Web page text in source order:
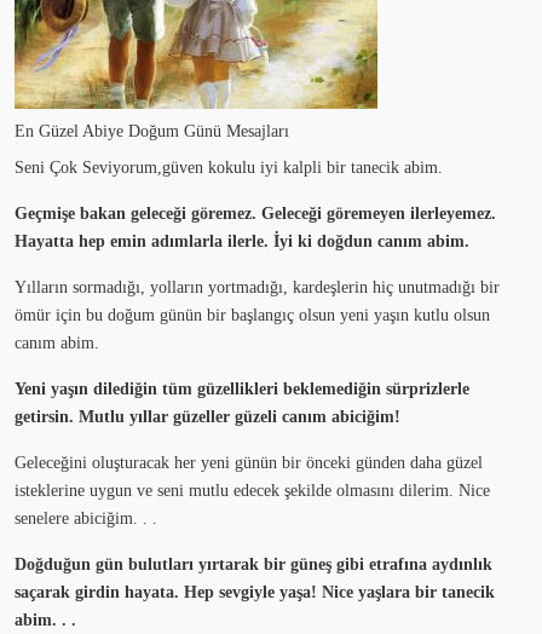
En Güzel Abiye Doğum Günü Mesajları
Seni Çok Seviyorum,güven kokulu iyi kalpli bir tanecik abim.
Geçmişe bakan geleceği göremez. Geleceği göremeyen ilerleyemez.
Hayatta hep emin adımlarla ilerle. İyi ki doğdun canım abim.
Yılların sormadığı, yolların yortmadığı, kardeşlerin hiç unutmadığı bir
ömür için bu doğum günün bir başlangıç olsun yeni yaşın kutlu olsun
canım abim.
Yeni yaşın dilediğin tüm güzellikleri beklemediğin sürprizlerle
getirsin. Mutlu yıllar güzeller güzeli canım abiciğim!
Geleceğini oluşturacak her yeni günün bir önceki günden daha güzel
isteklerine uygun ve seni mutlu edecek şekilde olmasını dilerim. Nice
senelere abiciğim. . .
Doğduğun gün bulutları yırtarak bir güneş gibi etrafına aydınlık
saçarak girdin hayata. Hep sevgiyle yaşa! Nice yaşlara bir tanecik
abim. . .